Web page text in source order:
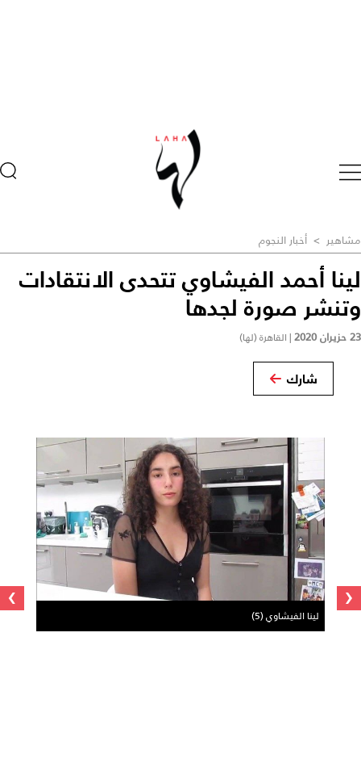
مشاهير > أخبار النجوم
لينا أحمد الفيشاوي تتحدى الانتقادات
وتنشر صورة لجدها
23 حزيران 2020 | القاهرة (لها)
شارك
لينا الفيشاوي (5) ‹
›